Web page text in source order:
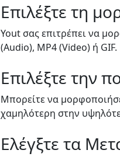
Επιλέξτε τη
Yout σας επιτρέπει να
(Audio), MP4 (Video) ή GIF.
Επιλέξτε την
Μπορείτε να
χαμηλότερη στην
Ελέγξτε τα